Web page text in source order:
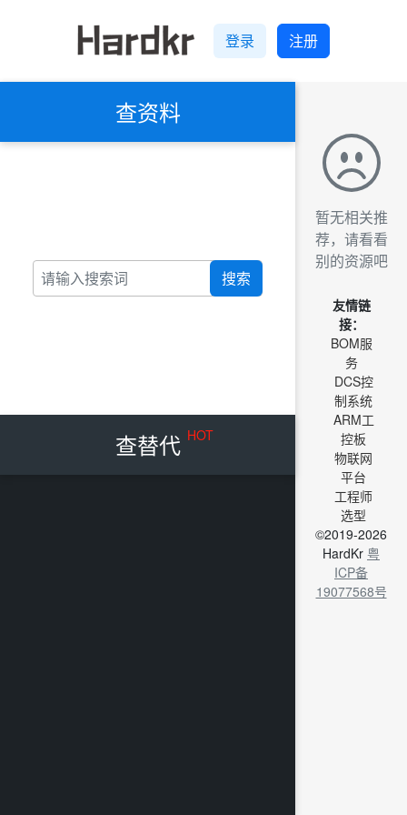
登录 注册
查资料
搜索
查替代 HOT
暂无相关推
荐，请看看
别的资源吧
友情链
接：
BOM服
务
DCS控
制系统
ARM工
控板
物联网
平台
工程师
选型
©2019-2026
HardKr 粤
ICP备
19077568号